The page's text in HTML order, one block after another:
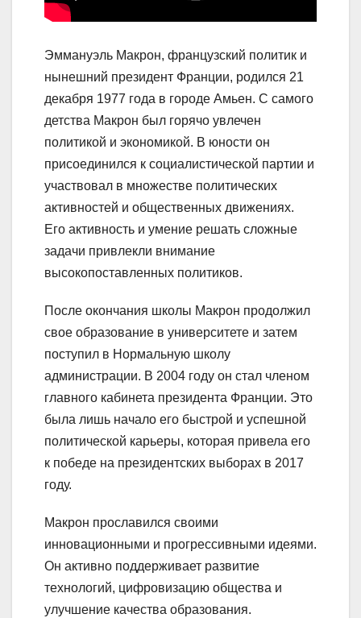
Эммануэль Макрон, французский политик и
нынешний президент Франции, родился 21
декабря 1977 года в городе Амьен. С самого
детства Макрон был горячо увлечен
политикой и экономикой. В юности он
присоединился к социалистической партии и
участвовал в множестве политических
активностей и общественных движениях.
Его активность и умение решать сложные
задачи привлекли внимание
высокопоставленных политиков.
После окончания школы Макрон продолжил
свое образование в университете и затем
поступил в Нормальную школу
администрации. В 2004 году он стал членом
главного кабинета президента Франции. Это
была лишь начало его быстрой и успешной
политической карьеры, которая привела его
к победе на президентских выборах в 2017
году.
Макрон прославился своими
инновационными и прогрессивными идеями.
Он активно поддерживает развитие
технологий, цифровизацию общества и
улучшение качества образования.